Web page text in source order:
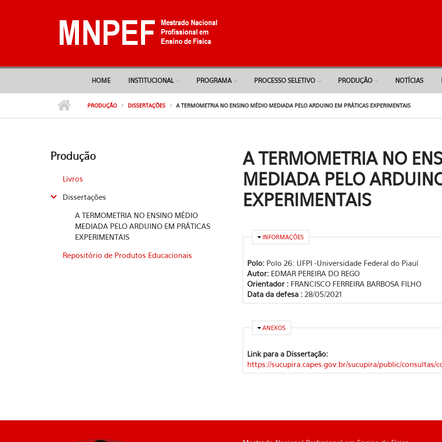
HOME INSTITUCIONAL PROGRAMA PROCESSO SELETIVO PRODUÇÃO NOTÍCIAS
PRODUÇÃO DISSERTAÇÕES A TERMOMETRIA NO ENSINO MÉDIO MEDIADA PELO ARDUINO EM PRÁTICAS EXPERIMENTAIS
Produção
Livros
Dissertações
A TERMOMETRIA NO ENSINO MÉDIO
MEDIADA PELO ARDUINO EM PRÁTICAS
EXPERIMENTAIS
Repositório de Produtos Educacionais
A TERMOMETRIA NO
MEDIADA PELO
EXPERIMENTAIS
OCULTAR
INFORMAÇÕES
Polo: Polo 26: UFPI -Universidade Federal do Piauí
Autor: EDMAR PEREIRA DO REGO
Orientador : FRANCISCO FERREIRA BARBOSA FILHO
Data da defesa : 28/05/2021
OCULTAR
ANEXOS
Link para a Dissertação:
https://sucupira.capes.gov.br/sucupira/public/consultas/